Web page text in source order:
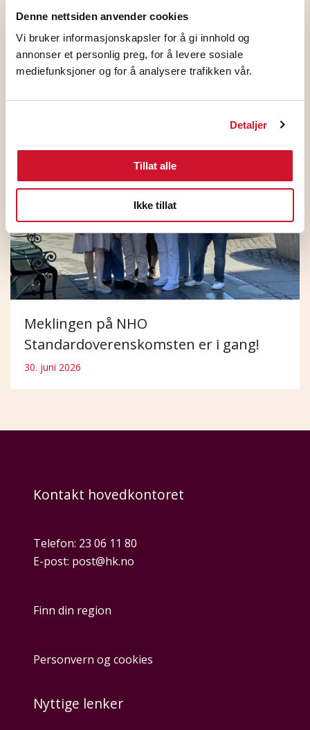
Denne nettsiden anvender cookies
Vi bruker informasjonskapsler for å gi innhold og
annonser et personlig preg, for å levere sosiale
mediefunksjoner og for å analysere trafikken vår.
Detaljer
Tillat alle
Ikke tillat
HK Norge og NHO ble enige
1. juli 2026
Meklingen på NHO
Standardoverenskomsten er i gang!
30. juni 2026
Kontakt hovedkontoret
Telefon: 23 06 11 80
E-post: post@hk.no
Finn din region
Personvern og cookies
Nyttige lenker